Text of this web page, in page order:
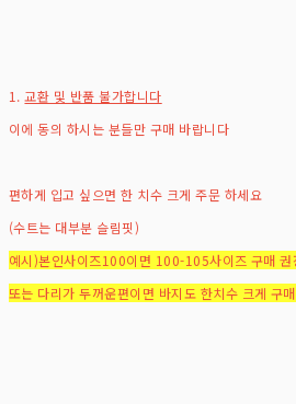
1.교환 및 반품 불가합니다
이에 동의 하시는 분들만 구매 바랍니다
편하게 입고 싶으면 한 치수 크게 주문 하세요
(수트는 대부분 슬림핏)
예시)본인사이즈100이면 100-105사이즈 구매 권
또는 다리가 두꺼운편이면 바지도 한치수 크게 구